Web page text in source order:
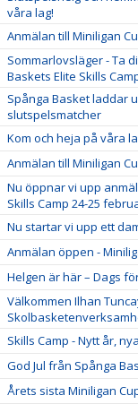
våra lag!
Anmälan till Miniligan
Sommarlovsläger - Ta
Baskets Elite Skills
Spånga Basket laddar
slutspelsmatcher
Kom och heja på våra
Anmälan till Miniligan
Nu öppnar vi upp
Skills Camp 24-25
Nu startar vi upp ett
Anmälan öppen -
Helgen är här – Dags
Välkommen Ilhan
Skills Camp - Nytt år,
God Jul från Spånga
Årets sista Miniligan